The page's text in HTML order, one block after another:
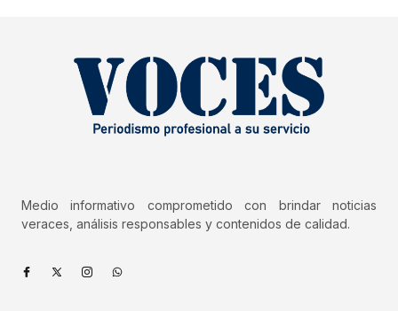
Medio informativo comprometido con brindar noticias
veraces, análisis responsables y contenidos de calidad.